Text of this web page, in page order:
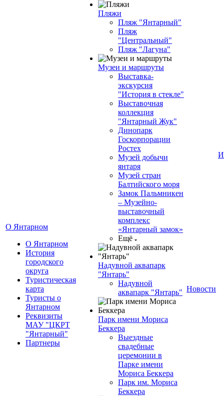
О Янтарном
О Янтарном
История
городского
округа
Туристическая
карта
Туристы о
Янтарном
Реквизиты
МАУ "ЦКРТ
"Янтарный"
Партнеры
Пляжи
Пляж "Янтарный"
Пляж
"Центральный"
Пляж "Лагуна"
Музеи и маршруты
Выставка-
экскурсия
"История в стекле"
Выставочная
коллекция
"Янтарный Жук"
Динопарк
Госкорпорации
Ростех
Музей добычи
янтаря
Музей стран
Балтийского моря
Замок Пальмникен
– Музейно-
выставочный
комплекс
«Янтарный замок»
Ещё
Надувной аквапарк
"Янтарь"
Надувной
аквапарк "Янтарь"
Парк имени Мориса
Беккера
Выездные
свадебные
церемонии в
Парке имени
Мориса Беккера
Парк им. Мориса
Беккера
Новости